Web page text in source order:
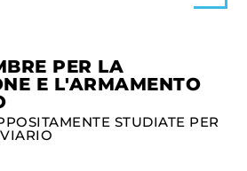
PER LA
E L'ARMAMENTO
STUDIATE PER